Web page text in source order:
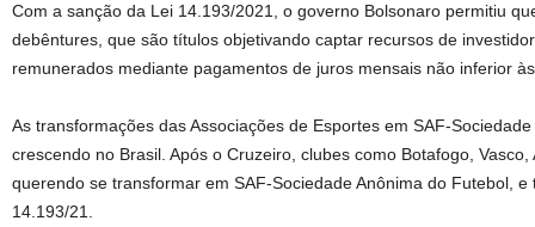
Com a sanção da Lei 14.193/2021, o governo Bolsonaro permitiu
debêntures, que são títulos objetivando captar recursos de
remunerados mediante pagamentos de juros mensais não inferior
As transformações das Associações de Esportes em SAF-
crescendo no Brasil. Após o Cruzeiro, clubes como Botafogo,
querendo se transformar em SAF-Sociedade Anônima do Futebol,
14.193/21.